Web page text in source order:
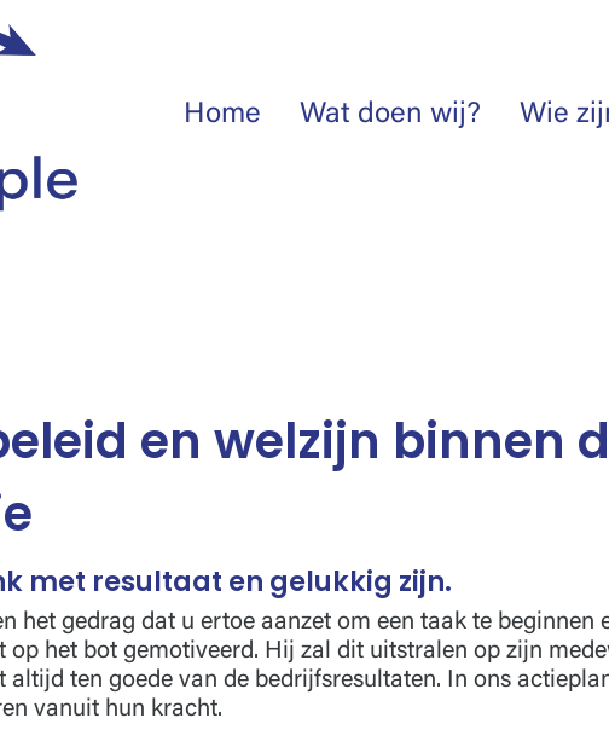
Home Wat doen wij? Wie
en welzijn binnen
met resultaat en gelukkig zijn.
het gedrag dat u ertoe aanzet om een taak te beginnen
op het bot gemotiveerd. Hij zal dit uitstralen op zijn
altijd ten goede van de bedrijfsresultaten. In ons
vanuit hun kracht.